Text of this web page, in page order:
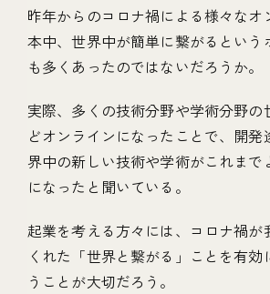
昨年からのコロナ禍による様々なオ
本中、世界中が簡単に繋がるという
も多くあったのではないだろうか。
実際、多くの技術分野や学術分野の
どオンラインになったことで、開
界中の新しい技術や学術がこれまで
になったと聞いている。
起業を考える方々には、コロナ禍が
くれた「世界と繋がる」ことを有効
うことが大切だろう。